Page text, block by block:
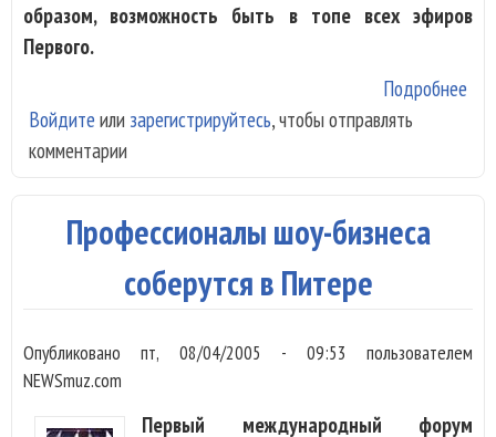
образом, возможность быть в топе всех эфиров
Первого.
Подробнее
Войдите или зарегистрируйтесь, чтобы отправлять
комментарии
Профессионалы шоу-бизнеса
соберутся в Питере
Опубликованопт, 08/04/2005 - 09:53 пользователем
NEWSmuz.com
Первый международный форум